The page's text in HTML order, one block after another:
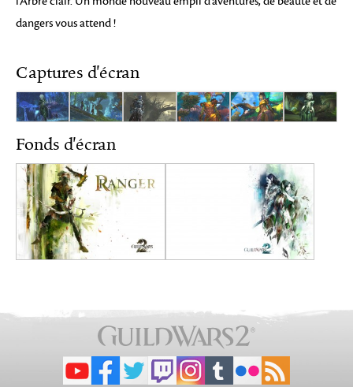
dangers vous attend !
Captures d'écran
Fonds d'écran